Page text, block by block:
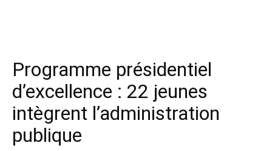
Programme présidentiel
d’excellence : 22 jeunes
intègrent l’administration
publique